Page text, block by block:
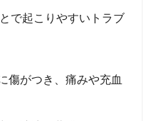
で起こりやすいトラブ
傷がつき、痛みや充血